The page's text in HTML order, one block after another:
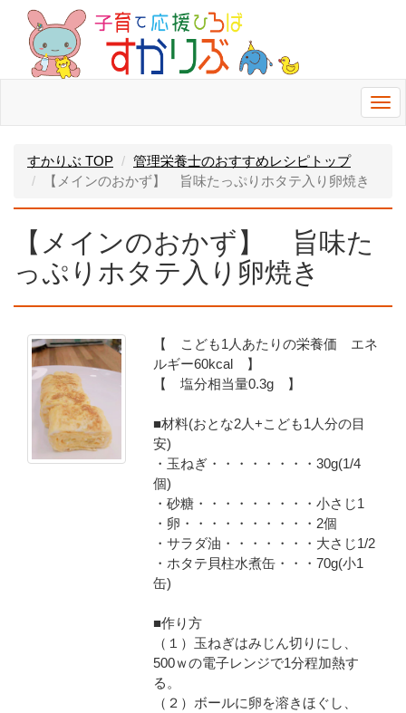
すかりぶ TOP
管理栄養士のおすすめレシピトップ
【メインのおかず】 旨味たっぷりホタテ入り卵焼き
【メインのおかず】 旨味た
っぷりホタテ入り卵焼き
【 こども1人あたりの栄養価 エネ
ルギー60kcal 】
【 塩分相当量0.3g 】
■材料(おとな2人+こども1人分の目
安)
・玉ねぎ・・・・・・・・30g(1/4
個)
・砂糖・・・・・・・・・小さじ1
・卵・・・・・・・・・・2個
・サラダ油・・・・・・・大さじ1/2
・ホタテ貝柱水煮缶・・・70g(小1
缶)
■作り方
（１）玉ねぎはみじん切りにし、
500ｗの電子レンジで1分程加熱す
る。
（２）ボールに卵を溶きほぐし、